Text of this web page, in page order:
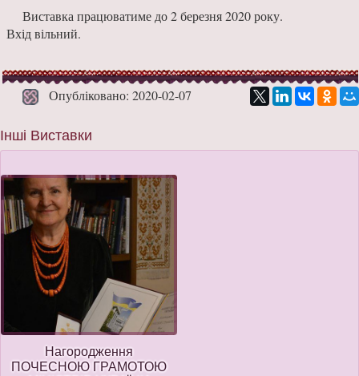
Виставка працюватиме до 2 березня 2020 року.
Вхід вільний.
Опубліковано: 2020-02-07
Інші Виставки
Нагородження
ПОЧЕСНОЮ ГРАМОТОЮ